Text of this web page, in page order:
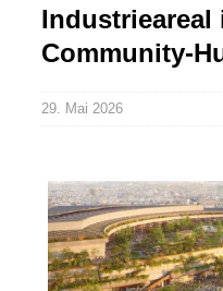
Community-
29. Mai 2026